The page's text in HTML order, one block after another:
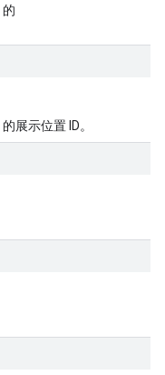
的
的展示位置 ID。